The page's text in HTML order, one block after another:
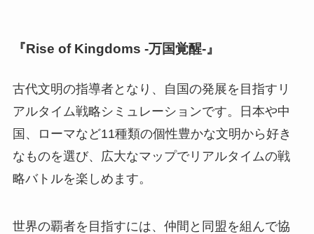
『Rise of Kingdoms -万国覚醒-』
古代文明の指導者となり、自国の発展を目指すリ
アルタイム戦略シミュレーションです。日本や中
国、ローマなど11種類の個性豊かな文明から好き
なものを選び、広大なマップでリアルタイムの戦
略バトルを楽しめます。
世界の覇者を目指すには、仲間と同盟を組んで協